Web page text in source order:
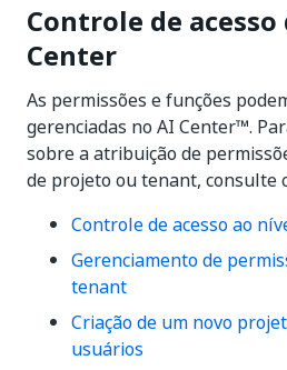
Controle de acesso
Center
As permissões e funções
gerenciadas no AI Center™.
sobre a atribuição de
de projeto ou tenant, consulte
Controle de acesso ao
Gerenciamento de
tenant
Criação de um novo
usuários